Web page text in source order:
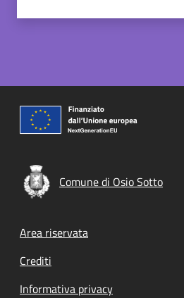
Comune di Osio Sotto
Footer menu
Area riservata
Crediti
Informativa privacy